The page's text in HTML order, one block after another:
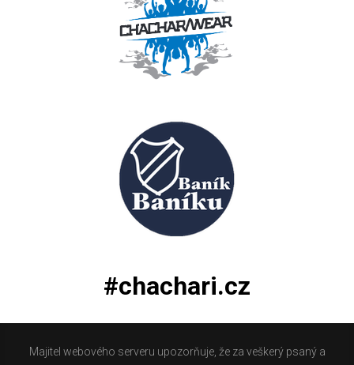
#chachari.cz
Majitel webového serveru upozorňuje, že za veškerý psaný a